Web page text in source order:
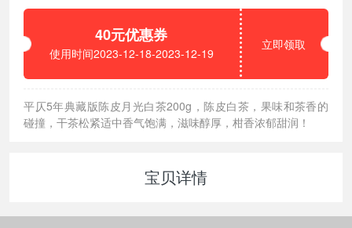
40元优惠券
使用时间2023-12-18-2023-12-19
立即领取
平仄5年典藏版陈皮月光白茶200g，陈皮白茶，果味和茶香的
碰撞，干茶松紧适中香气饱满，滋味醇厚，柑香浓郁甜润！
宝贝详情